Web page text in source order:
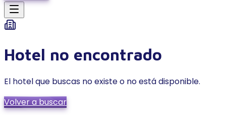
Hotel no encontrado
El hotel que buscas no existe o no está disponible.
Volver a buscar